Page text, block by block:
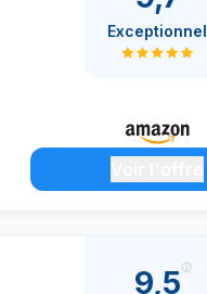
Exceptionnel
9,5